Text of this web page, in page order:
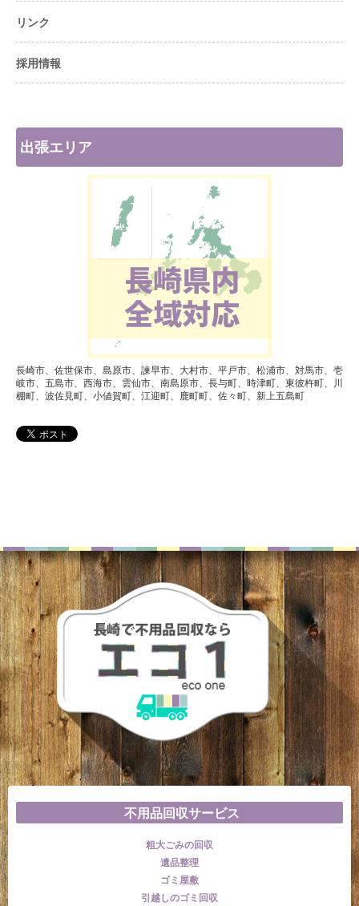
リンク
採用情報
出張エリア
長崎市、佐世保市、島原市、諫早市、大村市、平戸市、松浦市、対馬市、壱
岐市、五島市、西海市、雲仙市、南島原市、長与町、時津町、東彼杵町、川
棚町、波佐見町、小値賀町、江迎町、鹿町町、佐々町、新上五島町
不用品回収サービス
粗大ごみの回収
遺品整理
ゴミ屋敷
引越しのゴミ回収